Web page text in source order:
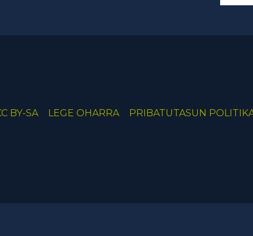
BY-SA LEGE OHARRA PRIBATUTASUN